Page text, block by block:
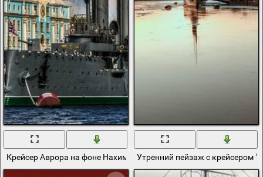
Крейсер Аврора на фоне Нахимовского военно-морского
Утренний пейзаж с крейсером